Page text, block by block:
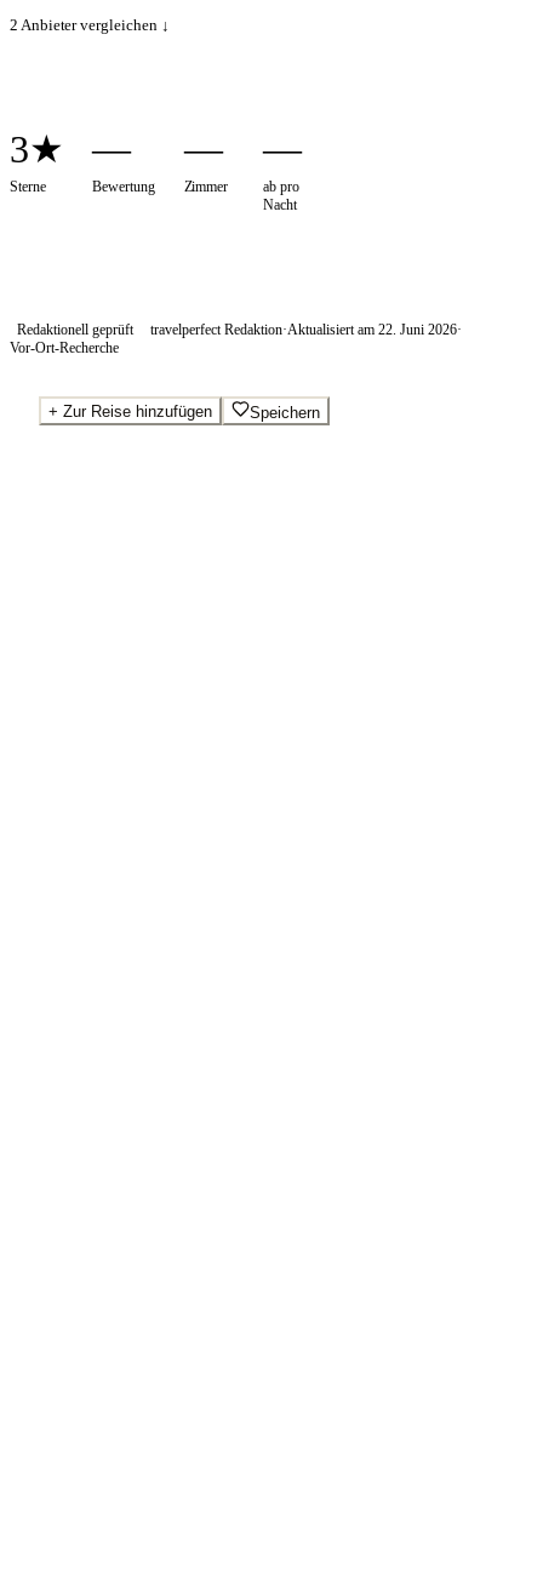
2 Anbieter vergleichen ↓
3★
Sterne
—
Bewertung
—
Zimmer
—
ab pro
Nacht
Redaktionell geprüft travelperfect Redaktion·Aktualisiert am 22. Juni 2026·
Vor-Ort-Recherche
+ Zur Reise hinzufügen Speichern